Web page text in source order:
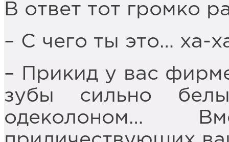
В ответ тот громко
– С чего ты это… ха-
– Прикид у вас
зубы сильно
одеколоном…